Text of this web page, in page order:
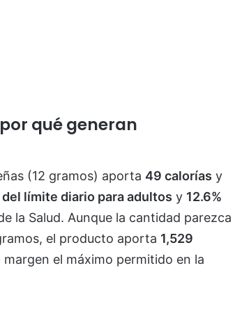
qué generan
(12 gramos) aporta 49 calorías y
del límite diario para adultos y 12.6%
la Salud. Aunque la cantidad parezca
el producto aporta 1,529
el máximo permitido en la